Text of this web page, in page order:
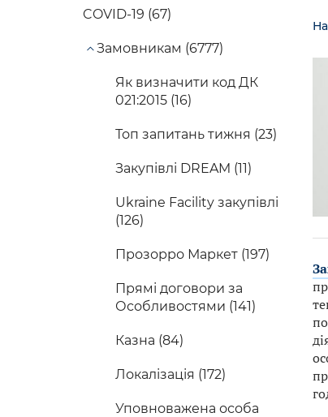
COVID-19 (67)
Замовникам (6777)
Як визначити код ДК
021:2015 (16)
Топ запитань тижня (23)
Закупівлі DREAM (11)
Ukraine Facility закупівлі
(126)
Прозорро Маркет (197)
Прямі договори за
Особливостями (141)
Казна (84)
Локалізація (172)
Уповноважена особа